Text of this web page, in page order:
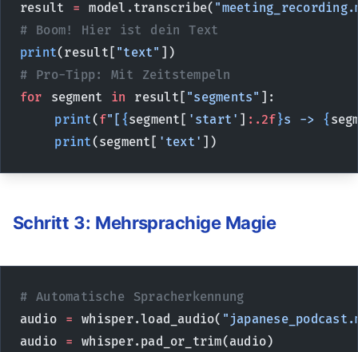
result = model.transcribe(
# Boom! Hier ist dein Text
print(result[ "text" ])
# Pro-Tipp: Mit Zeitstempeln
for segment in result[ "segments" ]:
    print
(f"[ {segment[ 'start' ] :.2f}s -> {
    print
(segment[ 'text' ])
Schritt 3: Mehrsprachige Magie
# Automatische Spracherkennung
audio = whisper.load_audio(
audio = whisper.pad_or_trim(audio)